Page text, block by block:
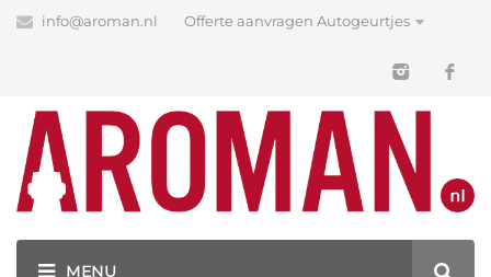
info@aroman.nl Offerte aanvragen Autogeurtjes
Shop
Our Must Have Products